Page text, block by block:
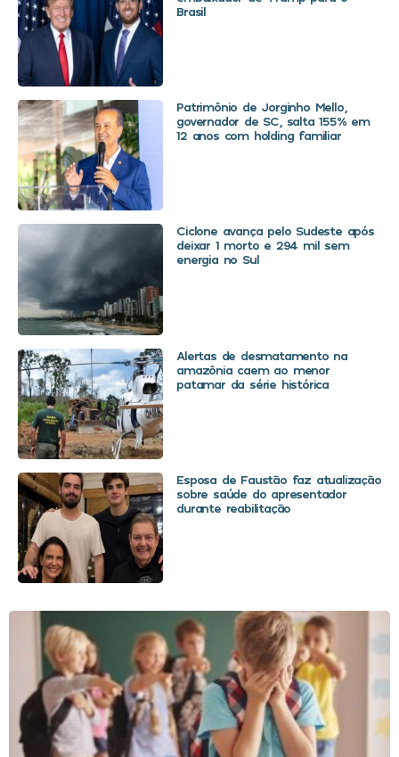
Brasil
Patrimônio de Jorginho Mello,
governador de SC, salta 155% em
12 anos com holding familiar
Ciclone avança pelo Sudeste após
deixar 1 morto e 294 mil sem
energia no Sul
Alertas de desmatamento na
amazônia caem ao menor
patamar da série histórica
Esposa de Faustão faz atualização
sobre saúde do apresentador
durante reabilitação